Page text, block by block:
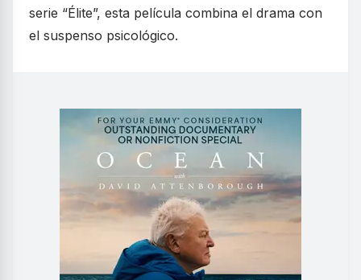
serie “Élite”, esta película combina el drama con
el suspenso psicológico.